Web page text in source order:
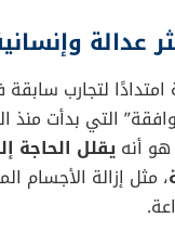
عدالة
لتجارب
التي بدأت منذ
أنهيقلل الحاجة
، مثل إزالة الأجسام